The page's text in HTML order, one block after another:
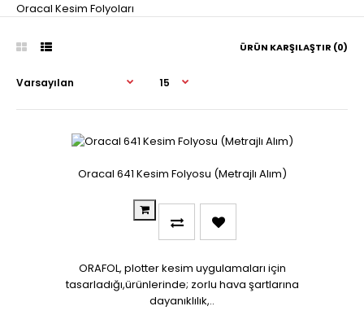
Oracal Kesim Folyoları
ÜRÜN KARŞILAŞTIR (0)
Oracal 641 Kesim Folyosu (Metrajlı Alım)
ORAFOL, plotter kesim uygulamaları için
tasarladığı,ürünlerinde; zorlu hava şartlarına
dayanıklılık,..